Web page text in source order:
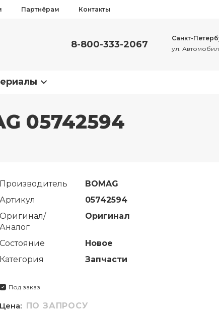
Партнёрам Контакты
8-800-333-2067
Санкт-
ул.
05742594
Производитель
BOMAG
Артикул
05742594
Оригинал/
Аналог
Оригинал
Состояние
Новое
Категория
Запчасти
Под заказ
Цена: ПО ЗАПРОСУ